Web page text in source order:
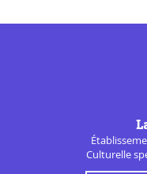
Culturelle